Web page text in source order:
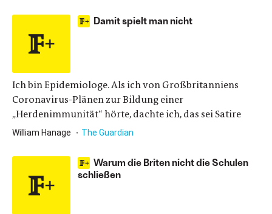
Damit spielt man nicht
Ich bin Epidemiologe. Als ich von Großbritanniens
Coronavirus-Plänen zur Bildung einer
„Herdenimmunität“ hörte, dachte ich, das sei Satire
William Hanage The Guardian
Warum die Briten nicht die Schulen
schließen